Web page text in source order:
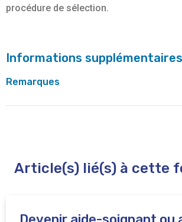
procédure de sélection.
Informations supplémentaires
Remarques
formation de cette section dans une
directement l’école de promotion
Article(s) lié(s) à cette